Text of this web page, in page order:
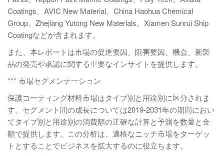
Coatings、AVIC New Material、China Haohua Chemical
Group、Zhejiang Yutong New Materials、Xiamen Sunrui Ship
Coatingなどが含まれます。
また、本レポートは市場の促進要因、阻害要因、機会、新製
品の発売や承認に関する重要なインサイトを提供します。
*** 市場セグメンテーション
保護コーティング材料市場はタイプ別と用途別に区分されま
す。セグメント間の成長については2019-2031年の期間におい
てタイプ別と用途別の消費額の正確な計算と予測を数量と金
額で提供します。この分析は、適格なニッチ市場をターゲッ
トとすることでビジネスを拡大するのに役立ちます。